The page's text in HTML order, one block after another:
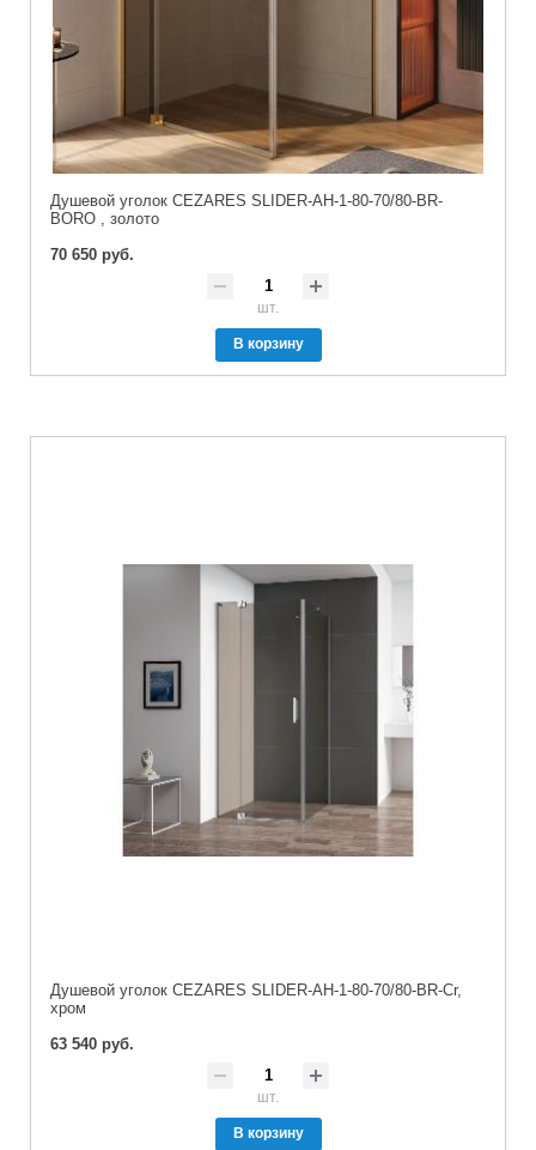
Душевой уголок CEZARES SLIDER-AH-1-80-70/80-BR-
BORO , золото
70 650 руб.
шт.
В корзину
Душевой уголок CEZARES SLIDER-AH-1-80-70/80-BR-Cr,
хром
63 540 руб.
шт.
В корзину